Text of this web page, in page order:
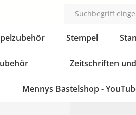
Stempel
Zeitschriften
Mennys Bastelshop -